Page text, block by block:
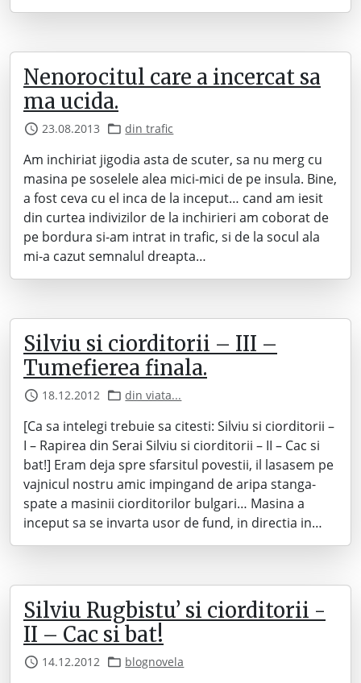
Nenorocitul care a incercat sa
ma ucida.
23.08.2013 din trafic
Am inchiriat jigodia asta de scuter, sa nu merg cu
masina pe soselele alea mici-mici de pe insula. Bine,
a fost ceva cu el inca de la inceput… cand am iesit
din curtea indivizilor de la inchirieri am coborat de
pe bordura si-am intrat in trafic, si de la socul ala
mi-a cazut semnalul dreapta…
Silviu si ciorditorii – III –
Tumefierea finala.
18.12.2012 din viata...
[Ca sa intelegi trebuie sa citesti: Silviu si ciorditorii –
I – Rapirea din Serai Silviu si ciorditorii – II – Cac si
bat!] Eram deja spre sfarsitul povestii, il lasasem pe
vajnicul nostru amic impingand de aripa stanga-
spate a masinii ciorditorilor bulgari… Masina a
inceput sa se invarta usor de fund, in directia in…
Silviu Rugbistu’ si ciorditorii -
II – Cac si bat!
14.12.2012 blognovela